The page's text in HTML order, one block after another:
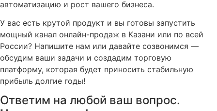
автоматизацию и рост вашего бизнеса.
У вас есть крутой продукт и вы готовы запустить
мощный канал онлайн-продаж в Казани или по всей
России? Напишите нам или давайте созвонимся —
обсудим ваши задачи и создадим торговую
платформу, которая будет приносить стабильную
прибыль долгие годы!
Ответим на любой ваш вопрос.